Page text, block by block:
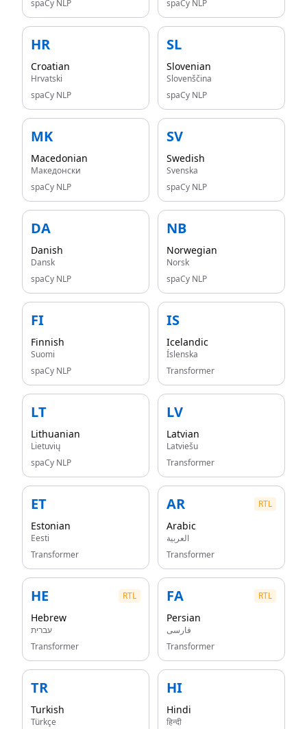
spaCy NLP
spaCy NLP
HR
Croatian
Hrvatski
spaCy NLP
SL
Slovenian
Slovenščina
spaCy NLP
MK
Macedonian
Македонски
spaCy NLP
SV
Swedish
Svenska
spaCy NLP
DA
Danish
Dansk
spaCy NLP
NB
Norwegian
Norsk
spaCy NLP
FI
Finnish
Suomi
spaCy NLP
IS
Icelandic
Íslenska
Transformer
LT
Lithuanian
Lietuvių
spaCy NLP
LV
Latvian
Latviešu
Transformer
ET
Estonian
Eesti
Transformer
AR RTL
Arabic
العربية
Transformer
HE RTL
Hebrew
עברית
Transformer
FA RTL
Persian
فارسی
Transformer
TR
Turkish
Türkçe
HI
Hindi
हिन्दी